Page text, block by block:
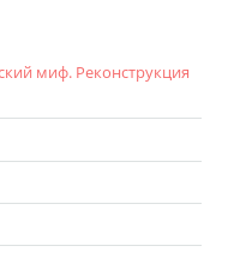
миф. Реконструкция